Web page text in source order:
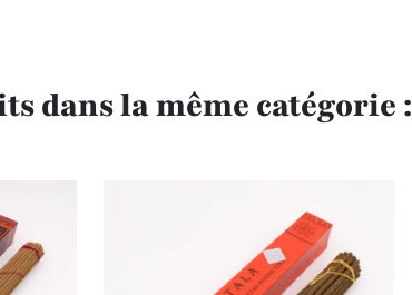
dans la même catégorie :